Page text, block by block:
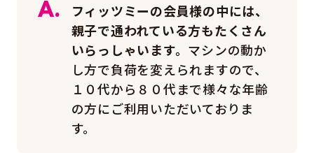
フィッツミーの会員様の中には、
親子で通われている方もたくさん
いらっしゃいます。 マシンの動か
し方で負荷を変えられますので、
１０代から８０代まで様々な年齢
の方にご利用いただいておりま
す。